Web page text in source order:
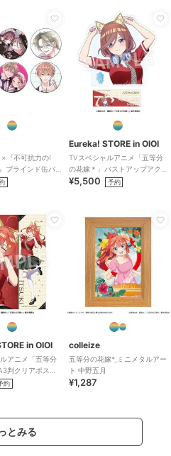
×『不可抗力のI
ブラインド缶バ
Eureka! STORE in OIOI
TVスペシャルアニメ「五等分
の花嫁＊」バストアップアク
リルメガスタンド 三玖
¥5,500 予約
in OIOI
アニメ「五等分
判クリアポスタ
約
colleize
五等分の花嫁*_ミニメタルアー
ト 中野五月
¥1,287
とみる